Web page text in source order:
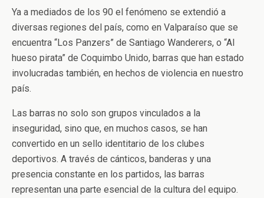
Ya a mediados de los 90 el fenómeno se extendió a
diversas regiones del país, como en Valparaíso que se
encuentra “Los Panzers” de Santiago Wanderers, o “Al
hueso pirata” de Coquimbo Unido, barras que han estado
involucradas también, en hechos de violencia en nuestro
país.
Las barras no solo son grupos vinculados a la
inseguridad, sino que, en muchos casos, se han
convertido en un sello identitario de los clubes
deportivos. A través de cánticos, banderas y una
presencia constante en los partidos, las barras
representan una parte esencial de la cultura del equipo.